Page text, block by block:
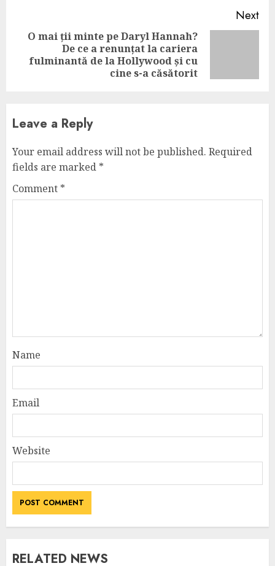
Next
post:
O mai ții minte pe Daryl Hannah?
De ce a renunțat la cariera
fulminantă de la Hollywood și cu
cine s-a căsătorit
Leave a Reply
Your email address will not be published. Required
fields are marked *
Comment *
Name
Email
Website
RELATED NEWS